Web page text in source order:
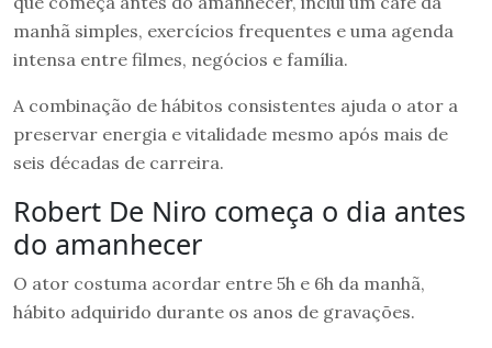
manhã simples, exercícios frequentes e uma agenda
intensa entre filmes, negócios e família.
A combinação de hábitos consistentes ajuda o ator a
preservar energia e vitalidade mesmo após mais de
seis décadas de carreira.
Robert De Niro começa o dia antes
do amanhecer
O ator costuma acordar entre 5h e 6h da manhã,
hábito adquirido durante os anos de gravações.